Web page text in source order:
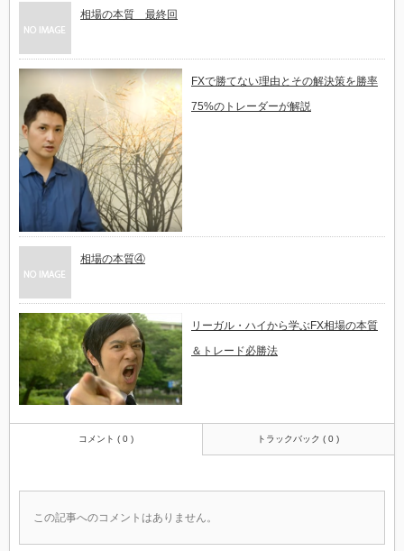
相場の本質 最終回
FXで勝てない理由とその解決策を勝率
75%のトレーダーが解説
相場の本質④
リーガル・ハイから学​ぶFX相場の本質
＆トレー​ド必勝法
コメント ( 0 ) トラックバック ( 0 )
この記事へのコメントはありません。